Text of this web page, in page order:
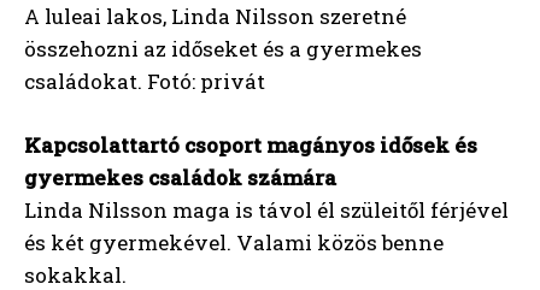
A luleai lakos, Linda Nilsson szeretné
összehozni az időseket és a gyermekes
családokat. Fotó: privát
Kapcsolattartó csoport magányos idősek és
gyermekes családok számára
Linda Nilsson maga is távol él szüleitől férjével
és két gyermekével. Valami közös benne
sokakkal.